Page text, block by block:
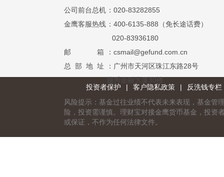
公司前台总机 ：020-83282855
金鹰客服热线 ：400-6135-888（免长途话费）
020-83936180
邮 箱
：csmail@gefund.com.cn
总 部 地 址
：广州市天河区珠江东路28号
越秀金融大厦30楼
投资者保护
| 客户隐私政策 |
反洗钱专栏
风险提示：基金过往业绩不代表未来表现，基金管
险，投资需谨慎。理财宝对接金鹰货币基金，投资
或保证，不作为任何法律文件。